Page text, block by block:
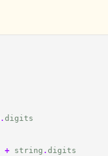
. digits
+ string . digits